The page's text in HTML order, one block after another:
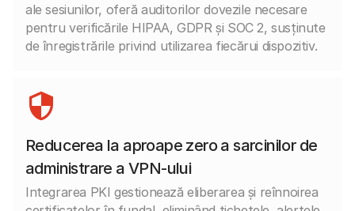
ale sesiunilor, oferă auditorilor dovezile necesare
pentru verificările HIPAA, GDPR și SOC 2, susținute
de înregistrările privind utilizarea fiecărui dispozitiv.
Reducerea la aproape zero a sarcinilor de
administrare a VPN-ului
Integrarea PKI gestionează eliberarea și reînnoirea